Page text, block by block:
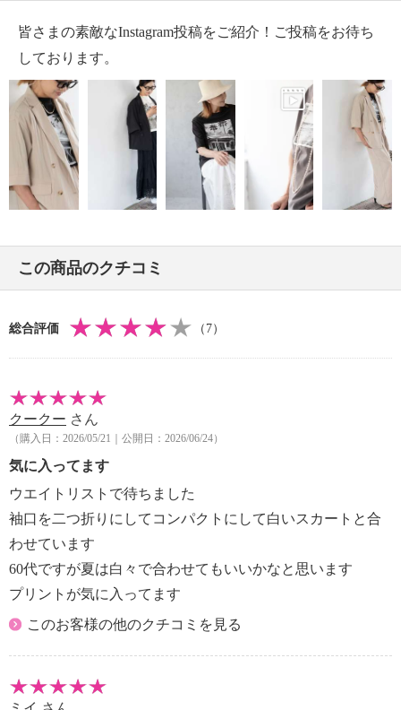
・ドライクリーニング：石油系ドライクリーニング可
・ウエットクリーニング：可
【メンテナンス（ケアラベル）】
・長時間照射による変退色注意
・単品洗い
・水や汗などによる色落ち、色移り注意
・摩擦による色落ち、色移り注意
・素材の特性上、多少の縮みあり
・ネット使用
・中国製
皆さまの素敵なInstagram投稿をご紹介！ご投稿をお待ち
しております。
この商品のクチコミ
総合評価 （7）
クークー さん
（購入日：2026/05/21｜公開日：2026/06/24）
気に入ってます
ウエイトリストで待ちました
袖口を二つ折りにしてコンパクトにして白いスカートと合
わせています
60代ですが夏は白々で合わせてもいいかなと思います
プリントが気に入ってます
このお客様の他のクチコミを見る